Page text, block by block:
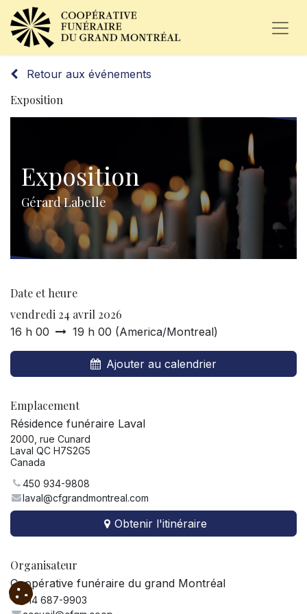
Retour aux événements
Exposition
Exposition
Gérard Labelle
Date et heure
vendredi 24 avril 2026
16 h 00 19 h 00 (America/Montreal)
Ajouter au calendrier
Emplacement
Résidence funéraire Laval
2000, rue Cunard
Laval QC H7S2G5
Canada
450 934-9808
laval@cfgrandmontreal.com
Obtenir l'itinéraire
Organisateur
Coopérative funéraire du grand Montréal
514 687-9903